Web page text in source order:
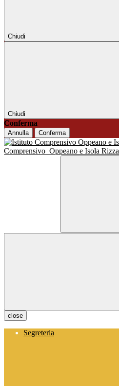
Chiudi
Chiudi
Conferma
Annulla Conferma
Comprensivo Oppeano e Isola Rizza
close
Segreteria